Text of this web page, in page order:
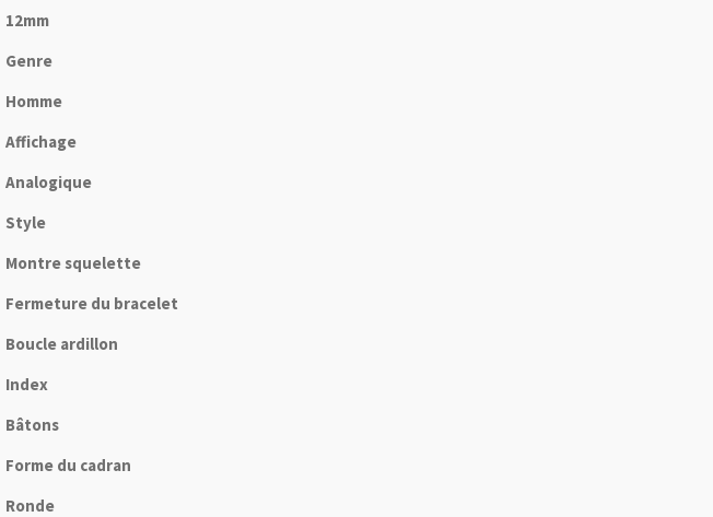
12mm
Genre
Homme
Affichage
Analogique
Style
Montre squelette
Fermeture du bracelet
Boucle ardillon
Index
Bâtons
Forme du cadran
Ronde